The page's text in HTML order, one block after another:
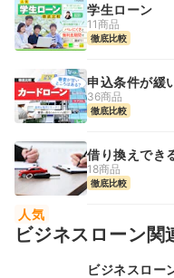
学生ローン
11商品
徹底比較
申込条件が緩
36商品
徹底比較
借り換えでき
18商品
徹底比較
人気
ビジネスローン関
ビジネスロー